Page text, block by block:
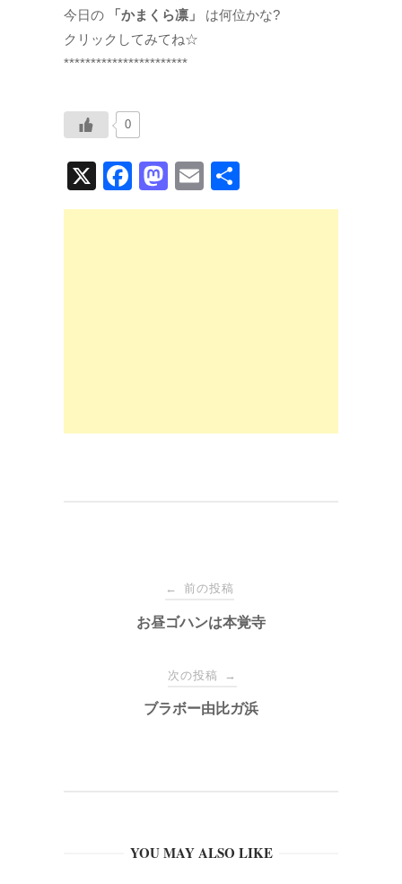
今日の
「かまくら凛」
は何位かな?
クリックしてみてね☆
***********************
0
X
F
a
M
a
E
m 有
← 前の投稿
お昼ゴハンは本覚寺
次の投稿 →
ブラボー由比ガ浜
YOU MAY ALSO LIKE